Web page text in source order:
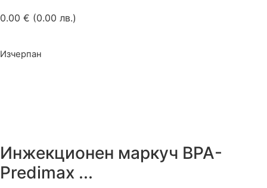
0.00 € (0.00 лв.)
Изчерпан
Инжекционен маркуч BPA-
Predimax ...